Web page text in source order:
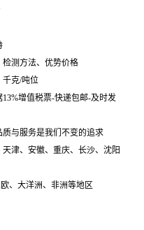
测方法、优势价格
千克/吨位
增值税票-快递包邮-及时发
与服务是我们不变的追求
津、安徽、重庆、长沙、沈阳
、大洋洲、非洲等地区